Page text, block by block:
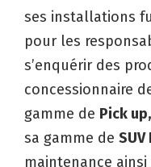
ses installations
pour les
s’enquérir des
concessionnaire
gamme de Pick up,
sa gamme de SUV
maintenance